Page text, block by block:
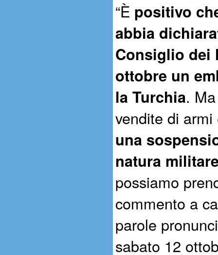
“È positivo
abbia
Consiglio dei
ottobre un
la Turchia.
vendite di
una
natura
possiamo
commento a
parole
sabato 12